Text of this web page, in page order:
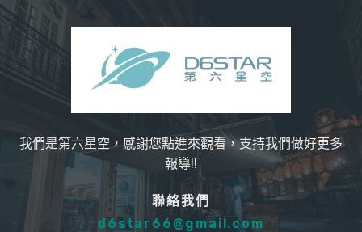
我們是第六星空，感謝您點進來觀看，支持我們做好更多
報導!!
聯絡我們
d6star66@gmail.com